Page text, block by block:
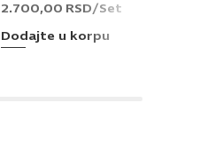
2.700,00 RSD/Set
Dodajte u korpu